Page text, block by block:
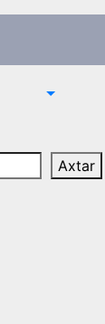
Axtar